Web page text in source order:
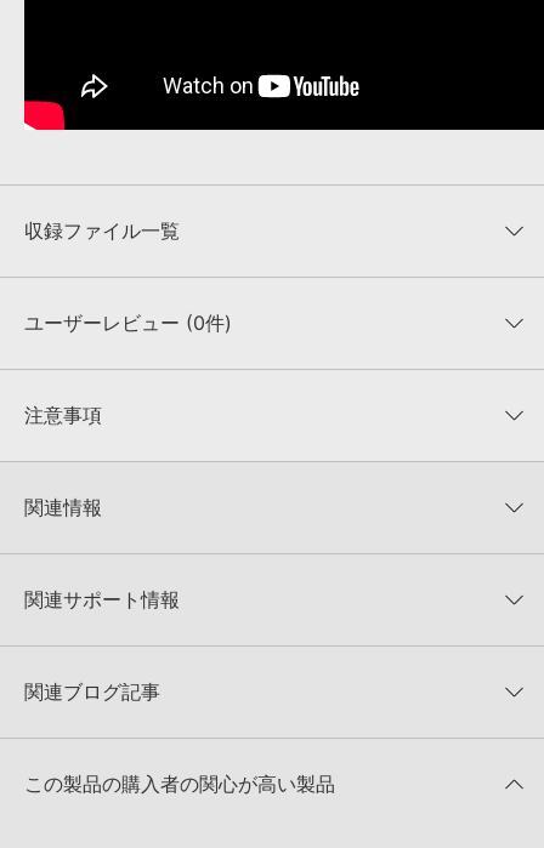
収録ファイル一覧
収録ファイル一覧
ユーザーレビュー (0件)
★★★★★
★5
★4
★1
0%
注意事項
KONTAKTフォーマットは、
でお使いいただけます。無償版のKONTAKT PLAYERではお使いい
4GBを超えるデータに関するご注意：
FAT32でフォーマットされた
きます際には、NTFSやHFS＋でフォーマットされたHDDをご用意
いただく必要がございます。
製品の購入手続き完了後、受注確認メールとシリアルナンバーをお
ます説明に沿って、製品のダウンロード／導入を行って下さい。
関連情報
Ventus Winds Ocarinasのサポート情報
関連サポート情報
2022.01.25
品）
関連ブログ記事
この製品の購入者の関心が高い製品